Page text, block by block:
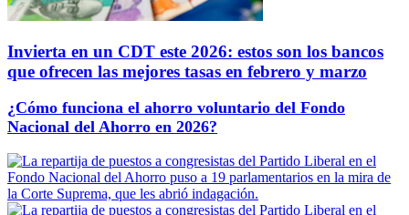
Invierta en un CDT este 2026: estos son los bancos
que ofrecen las mejores tasas en febrero y marzo
¿Cómo funciona el ahorro voluntario del Fondo
Nacional del Ahorro en 2026?